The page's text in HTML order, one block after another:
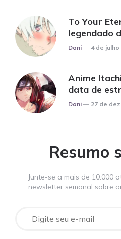
To Your
legendado
Posted
Dani 4 de
Anime
data de
Posted
Dani 27 de
Resumo
Junte-se a mais de 10.000
newsletter semanal sobre